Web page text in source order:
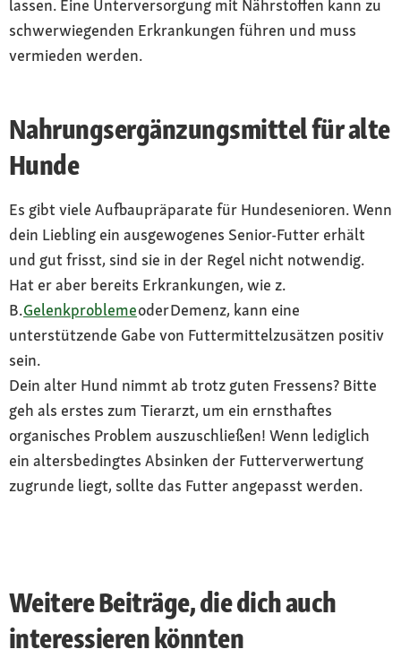
lassen. Eine Unterversorgung mit Nährstoffen kann zu
schwerwiegenden Erkrankungen führen und muss
vermieden werden.
Nahrungsergänzungsmittel für alte
Hunde
Es gibt viele Aufbaupräparate für Hundesenioren. Wenn
dein Liebling ein ausgewogenes Senior-Futter erhält
und gut frisst, sind sie in der Regel nicht notwendig.
Hat er aber bereits Erkrankungen, wie z.
B.Gelenkproblemeoder Demenz, kann eine
unterstützende Gabe von Futtermittelzusätzen positiv
sein.
Dein alter Hund nimmt ab trotz guten Fressens? Bitte
geh als erstes zum Tierarzt, um ein ernsthaftes
organisches Problem auszuschließen! Wenn lediglich
ein altersbedingtes Absinken der Futterverwertung
zugrunde liegt, sollte das Futter angepasst werden.
Weitere Beiträge, die dich auch
interessieren könnten